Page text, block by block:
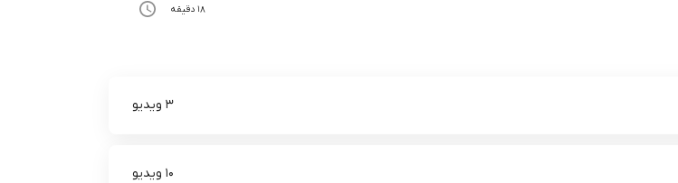
18 دقیقه
3 ویدیو
10 ویدیو